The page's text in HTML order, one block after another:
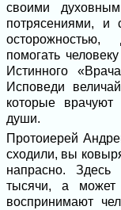
своими
потрясениями, и
помогать
Истинного
Исповеди
которые врачуют
души.
Протоиерей
сходили, вы
напрасно.
тысячи, а может
воспринимают